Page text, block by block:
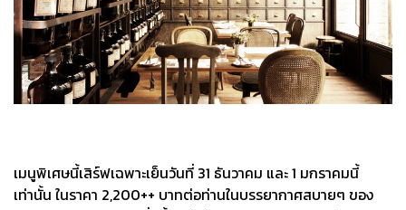
เมนูพิเศษนี้เสิร์ฟเฉพาะเย็นวันที่ 31 ธันวาคม และ 1 มกราคมนี้
เท่านั้น ในราคา 2,200++ บาทต่อท่านในบรรยากาศสบายๆ ของ